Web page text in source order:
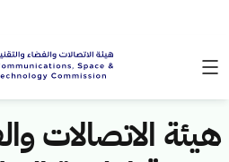
هيئة الاتصالات